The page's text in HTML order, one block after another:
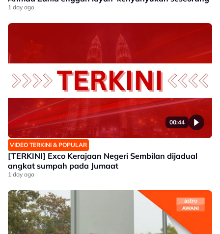
1 day ago
00:44
VIDEO TERKINI & POPULAR
[TERKINI] Exco Kerajaan Negeri Sembilan dijadual
angkat sumpah pada Jumaat
1 day ago